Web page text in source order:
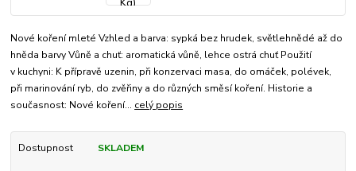
Nové koření mleté Vzhled a barva: sypká bez hrudek, světlehnědé až do
hněda barvy Vůně a chuť: aromatická vůně, lehce ostrá chuť Použití
v kuchyni: K přípravě uzenin, při konzervaci masa, do omáček, polévek,
při marinování ryb, do zvěřiny a do různých směsí koření. Historie a
současnost: Nové koření... celý popis
Dostupnost SKLADEM